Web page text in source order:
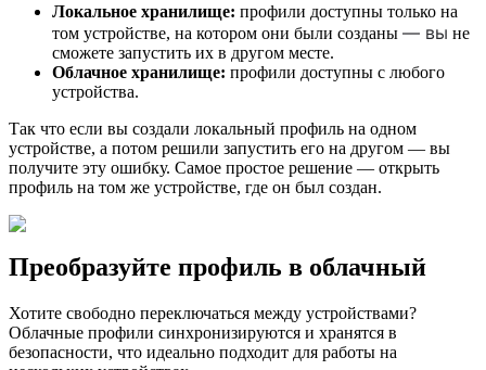
Локальное хранилище: профили доступны только на
том устройстве, на котором они были созданы — вы не
сможете запустить их в другом месте.
Облачное хранилище: профили доступны с любого
устройства.
Так что если вы создали локальный профиль на одном
устройстве, а потом решили запустить его на другом — вы
получите эту ошибку. Самое простое решение — открыть
профиль на том же устройстве, где он был создан.
Преобразуйте профиль в облачный
Хотите свободно переключаться между устройствами?
Облачные профили синхронизируются и хранятся в
безопасности, что идеально подходит для работы на